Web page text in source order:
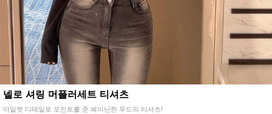
넬로 셔링 머플러세트 티셔츠
아일렛 디테일로 포인트를 준 페미닌한 무드의 티셔츠!